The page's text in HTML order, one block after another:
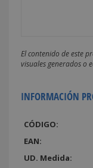
El contenido de este
visuales generados o
INFORMACIÓN
CÓDIGO:
EAN:
UD. Medida: